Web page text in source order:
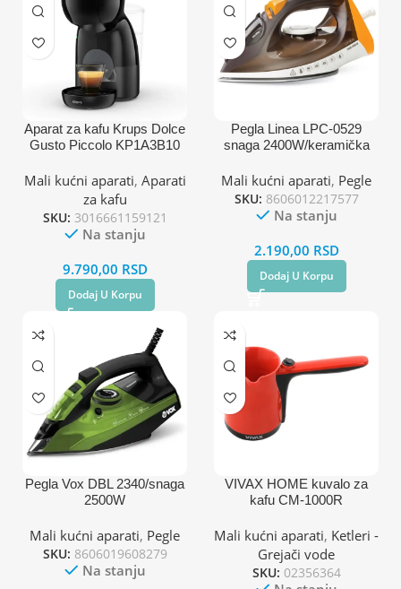
Aparat za kafu Krups Dolce
Gusto Piccolo KP1A3B10
Mali kućni aparati, Aparati
za kafu
SKU: 3016661159121
Na stanju
9.790,00 RSD
Dodaj U Korpu
Pegla Linea LPC-0529
snaga 2400W/keramička
Mali kućni aparati, Pegle
SKU: 8606012217577
Na stanju
2.190,00 RSD
Dodaj U Korpu
Pegla Vox DBL 2340/snaga
2500W
Mali kućni aparati, Pegle
SKU: 8606019608279
Na stanju
VIVAX HOME kuvalo za
kafu CM-1000R
Mali kućni aparati, Ketleri -
Grejači vode
SKU: 02356364